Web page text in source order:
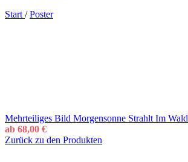
Start / Poster
Mehrteiliges Bild Morgensonne Strahlt Im Wald
ab 68,00 €
Zurück zu den Produkten